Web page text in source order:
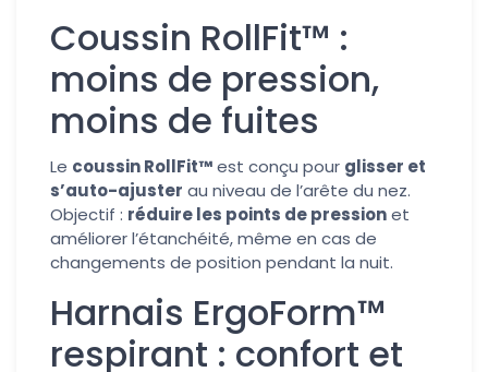
Coussin RollFit™ :
moins de pression,
moins de fuites
Le coussin RollFit™est conçu pour glisser et
s’auto-ajuster au niveau de l’arête du nez.
Objectif : réduire les points de pressionet
améliorer l’étanchéité, même en cas de
changements de position pendant la nuit.
Harnais ErgoForm™
respirant : confort et